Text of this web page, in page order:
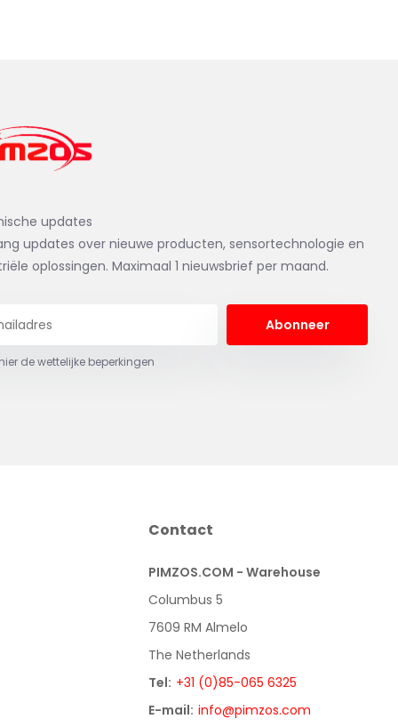
updates
updates over nieuwe producten, sensortechnologie en
oplossingen. Maximaal 1 nieuwsbrief per maand.
Abonneer
de wettelijke beperkingen
Contact
PIMZOS.COM - Warehouse
Columbus 5
7609 RM Almelo
The Netherlands
Tel: +31 (0)85-065 6325
E-mail: info@pimzos.com